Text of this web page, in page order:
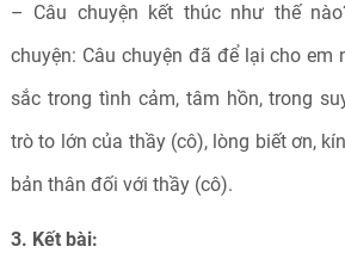
– Câu chuyện kết thúc như thế
chuyện: Câu chuyện đã để lại cho em
sắc trong tình cảm, tâm hồn, trong
trò to lớn của thầy (cô), lòng biết ơn,
bản thân đối với thầy (cô).
3. Kết bài: